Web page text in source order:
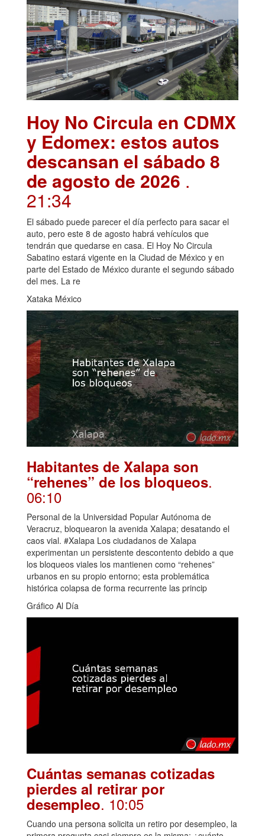
Hoy No Circula en CDMX
y Edomex: estos autos
descansan el sábado 8
de agosto de 2026 .
21:34
El sábado puede parecer el día perfecto para sacar el
auto, pero este 8 de agosto habrá vehículos que
tendrán que quedarse en casa. El Hoy No Circula
Sabatino estará vigente en la Ciudad de México y en
parte del Estado de México durante el segundo sábado
del mes. La re
Xataka México
Habitantes de Xalapa son
“rehenes” de los bloqueos.
06:10
Personal de la Universidad Popular Autónoma de
Veracruz, bloquearon la avenida Xalapa; desatando el
caos vial. #Xalapa Los ciudadanos de Xalapa
experimentan un persistente descontento debido a que
los bloqueos viales los mantienen como “rehenes”
urbanos en su propio entorno; esta problemática
histórica colapsa de forma recurrente las princip
Gráfico Al Día
Cuántas semanas cotizadas
pierdes al retirar por
desempleo. 10:05
Cuando una persona solicita un retiro por desempleo, la